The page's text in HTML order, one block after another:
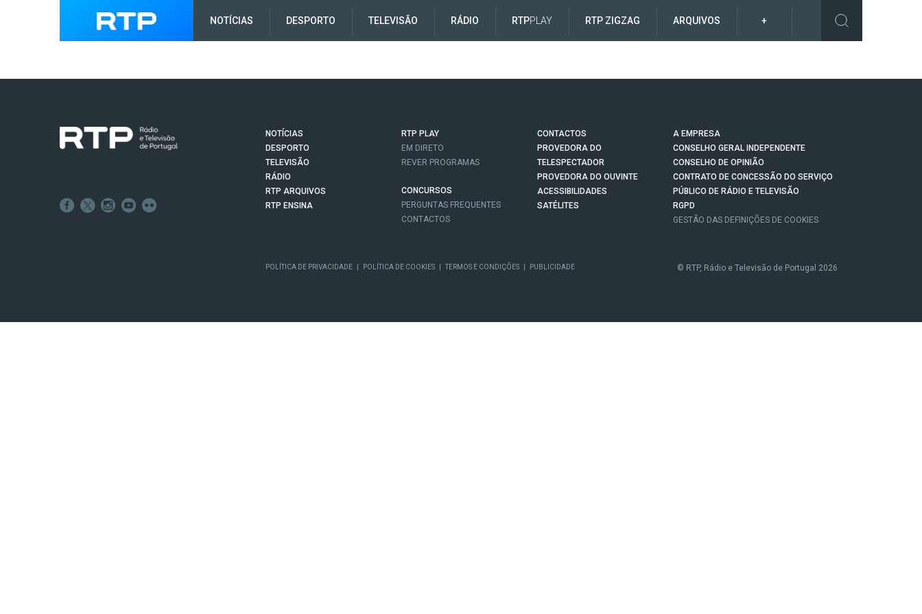
NOTÍCIAS DESPORTO TELEVISÃO RÁDIO RTPPLAY RTP ZIGZAG ARQUIVOS +
NOTÍCIAS
DESPORTO
TELEVISÃO
RÁDIO
RTP ARQUIVOS
RTP ENSINA
RTP PLAY
EM DIRETO
REVER PROGRAMAS
CONCURSOS
PERGUNTAS FREQUENTES
CONTACTOS
CONTACTOS
PROVEDORA DO
TELESPECTADOR
PROVEDORA DO OUVINTE
ACESSIBILIDADES
SATÉLITES
A EMPRESA
CONSELHO GERAL INDEPENDENTE
CONSELHO DE OPINIÃO
CONTRATO DE CONCESSÃO DO SERVIÇO
PÚBLICO DE RÁDIO E TELEVISÃO
RGPD
GESTÃO DAS DEFINIÇÕES DE COOKIES
POLÍTICA DE PRIVACIDADE POLÍTICA DE COOKIES TERMOS E CONDIÇÕES PUBLICIDADE © RTP, Rádio e Televisão de Portugal 2026